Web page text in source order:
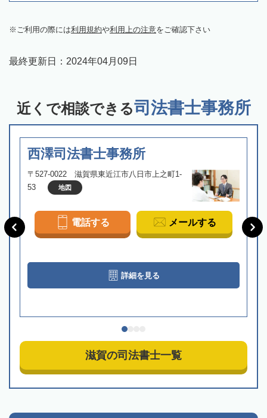
ご利用の際には利用規約や利用上の注意をご確認下さい
最終更新日： 2024年04月09日
近くで相談できる司法書士事務所
西澤司法書士事務所
〒527-0022 滋賀県東近江市八日市上之町1-
53
地図
電話する メールする
詳細を見る
滋賀の司法書士一覧